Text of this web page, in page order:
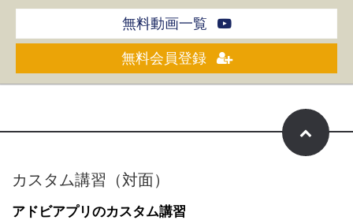
無料動画一覧
無料会員登録
カスタム講習（対面）
アドビアプリのカスタム講習